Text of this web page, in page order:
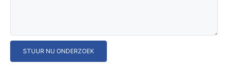
STUUR NU ONDERZOEK